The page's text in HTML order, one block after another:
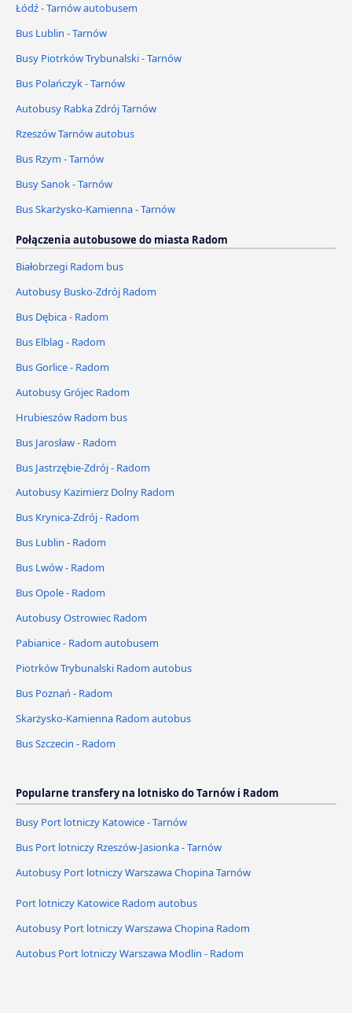
Łódź - Tarnów autobusem
Bus Lublin - Tarnów
Busy Piotrków Trybunalski - Tarnów
Bus Polańczyk - Tarnów
Autobusy Rabka Zdrój Tarnów
Rzeszów Tarnów autobus
Bus Rzym - Tarnów
Busy Sanok - Tarnów
Bus Skarżysko-Kamienna - Tarnów
Połączenia autobusowe do miasta Radom
Białobrzegi Radom bus
Autobusy Busko-Zdrój Radom
Bus Dębica - Radom
Bus Elblag - Radom
Bus Gorlice - Radom
Autobusy Grójec Radom
Hrubieszów Radom bus
Bus Jarosław - Radom
Bus Jastrzębie-Zdrój - Radom
Autobusy Kazimierz Dolny Radom
Bus Krynica-Zdrój - Radom
Bus Lublin - Radom
Bus Lwów - Radom
Bus Opole - Radom
Autobusy Ostrowiec Radom
Pabianice - Radom autobusem
Piotrków Trybunalski Radom autobus
Bus Poznań - Radom
Skarżysko-Kamienna Radom autobus
Bus Szczecin - Radom
Popularne transfery na lotnisko do Tarnów i Radom
Busy Port lotniczy Katowice - Tarnów
Bus Port lotniczy Rzeszów-Jasionka - Tarnów
Autobusy Port lotniczy Warszawa Chopina Tarnów
Port lotniczy Katowice Radom autobus
Autobusy Port lotniczy Warszawa Chopina Radom
Autobus Port lotniczy Warszawa Modlin - Radom